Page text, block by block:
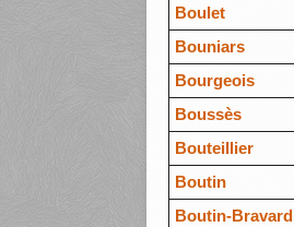
Boulet
Bouniars
Bourgeois
Boussès
Bouteillier
Boutin
Boutin-Bravard